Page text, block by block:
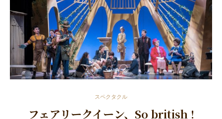
スペクタクル
フェアリークイーン、So british !